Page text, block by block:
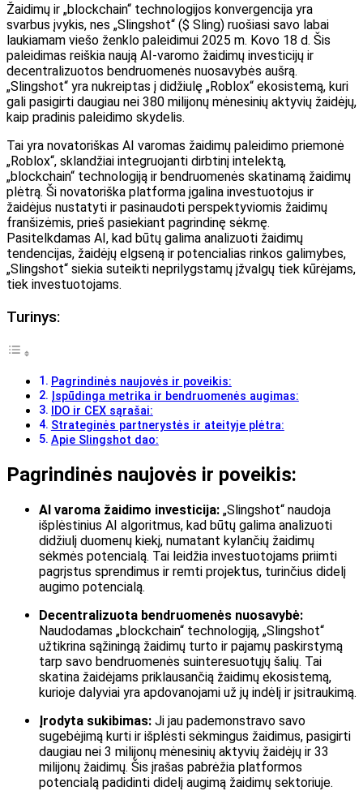
Žaidimų ir „blockchain“ technologijos konvergencija yra
svarbus įvykis, nes „Slingshot“ ($ Sling) ruošiasi savo labai
laukiamam viešo ženklo paleidimui 2025 m. Kovo 18 d. Šis
paleidimas reiškia naują AI-varomo žaidimų investicijų ir
decentralizuotos bendruomenės nuosavybės aušrą.
„Slingshot“ yra nukreiptas į didžiulę „Roblox“ ekosistemą, kuri
gali pasigirti daugiau nei 380 milijonų mėnesinių aktyvių žaidėjų,
kaip pradinis paleidimo skydelis.
Tai yra novatoriškas AI varomas žaidimų paleidimo priemonė
„Roblox“, sklandžiai integruojanti dirbtinį intelektą,
„blockchain“ technologiją ir bendruomenės skatinamą žaidimų
plėtrą. Ši novatoriška platforma įgalina investuotojus ir
žaidėjus nustatyti ir pasinaudoti perspektyviomis žaidimų
franšizėmis, prieš pasiekiant pagrindinę sėkmę.
Pasitelkdamas AI, kad būtų galima analizuoti žaidimų
tendencijas, žaidėjų elgseną ir potencialias rinkos galimybes,
„Slingshot“ siekia suteikti neprilygstamų įžvalgų tiek kūrėjams,
tiek investuotojams.
Turinys:
Pagrindinės naujovės ir poveikis:
Įspūdinga metrika ir bendruomenės augimas:
IDO ir CEX sąrašai:
Strateginės partnerystės ir ateityje plėtra:
Apie Slingshot dao:
Pagrindinės naujovės ir poveikis:
AI varoma žaidimo investicija: „Slingshot“ naudoja
išplėstinius AI algoritmus, kad būtų galima analizuoti
didžiulį duomenų kiekį, numatant kylančių žaidimų
sėkmės potencialą. Tai leidžia investuotojams priimti
pagrįstus sprendimus ir remti projektus, turinčius didelį
augimo potencialą.
Decentralizuota bendruomenės nuosavybė:
Naudodamas „blockchain“ technologiją, „Slingshot“
užtikrina sąžiningą žaidimų turto ir pajamų paskirstymą
tarp savo bendruomenės suinteresuotųjų šalių. Tai
skatina žaidėjams priklausančią žaidimų ekosistemą,
kurioje dalyviai yra apdovanojami už jų indėlį ir įsitraukimą.
Įrodyta sukibimas: Ji jau pademonstravo savo
sugebėjimą kurti ir išplėsti sėkmingus žaidimus, pasigirti
daugiau nei 3 milijonų mėnesinių aktyvių žaidėjų ir 33
milijonų žaidimų. Šis įrašas pabrėžia platformos
potencialą padidinti didelį augimą žaidimų sektoriuje.